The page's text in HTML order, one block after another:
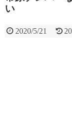
い
2020/5/21